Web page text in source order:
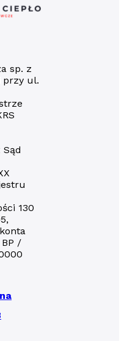
sp. z
przy ul.
130
BP /